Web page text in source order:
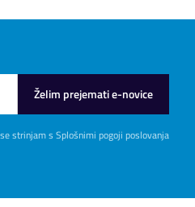
Želim prejemati e-novice
strinjam s Splošnimi pogoji poslovanja